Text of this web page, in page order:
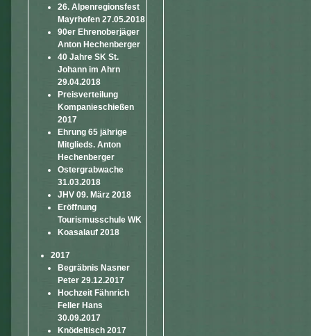
26. Alpenregionsfest
Mayrhofen 27.05.2018
90er Ehrenoberjäger
Anton Hechenberger
40 Jahre SK St.
Johann im Ahrn
29.04.2018
Preisverteilung
Kompanieschießen
2017
Ehrung 65 jährige
Mitglieds. Anton
Hechenberger
Ostergrabwache
31.03.2018
JHV 09. März 2018
Eröffnung
Tourismusschule WK
Koasalauf 2018
2017
Begräbnis Nasner
Peter 29.12.2017
Hochzeit Fähnrich
Feller Hans
30.09.2017
Knödeltisch 2017